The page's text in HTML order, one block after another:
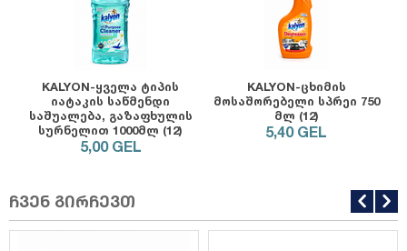
KALYON-ყველა ტიპის
იატაკის საწმენდი
საშუალება, გაზაფხულის
სურნელით 1000მლ (12)
5,00 GEL
KALYON-ცხიმის
მოსაშორებელი სპრეი 750
მლ (12)
5,40 GEL
ჩვენ გირჩევთ